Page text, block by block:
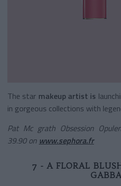
The star makeup artist is
in gorgeous collections with
Pat Mc grath Obsession
39.90 on www.sephora.fr
7 - A FLORAL